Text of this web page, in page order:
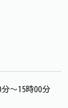
～15時00分